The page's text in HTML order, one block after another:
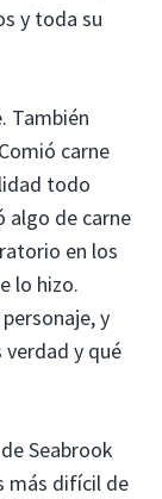
y toda su
También
carne
todo
algo de carne
en los
lo hizo.
y
verdad y qué
Seabrook
más difícil de